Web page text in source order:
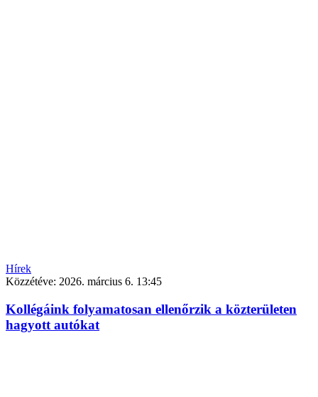
Hírek
Közzétéve: 2026. március 6. 13:45
Kollégáink folyamatosan ellenőrzik a közterületen
hagyott autókat